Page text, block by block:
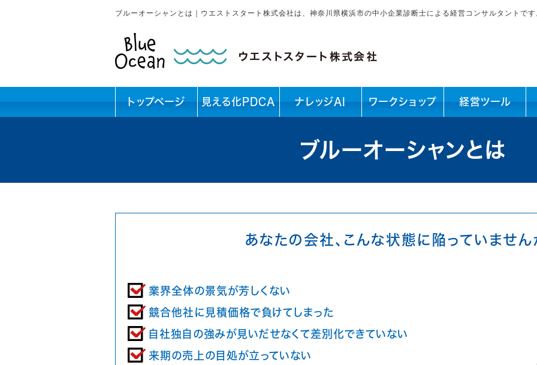
ブルーオーシャンとは｜ウエストスタート株式会社は、神奈川県横浜市の中小企業診断士による経営コンサルタントで
トップページ 見える化PDCA ナレッジAI ワークショップ 経営ツール
ブルーオーシャンとは
あなたの会社、こんな状態に陥っていません
業界全体の景気が芳しくない
競合他社に見積価格で負けてしまった
自社独自の強みが見いだせなくて差別化できていない
来期の売上の目処が立っていない